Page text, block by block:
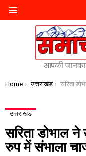
"आपकी
You are here:
Home उत्तराखंड सरिता डोभाल ने उत्तरकाशी पुलिस
उत्तराखंड
सरिता डोभाल
रुप में संभाला